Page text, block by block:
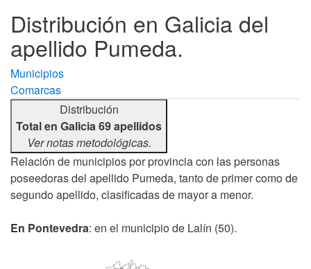
Distribución en Galicia del
apellido Pumeda.
Municipios
Comarcas
Distribución
Total en Galicia 69 apellidos
Ver notas metodológicas.
Relación de municipios por provincia con las personas
poseedoras del apellido Pumeda, tanto de primer como de
segundo apellido, clasificadas de mayor a menor.
En Pontevedra: en el municipio de Lalín (50).